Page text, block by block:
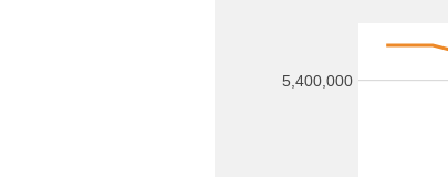
5,400,000